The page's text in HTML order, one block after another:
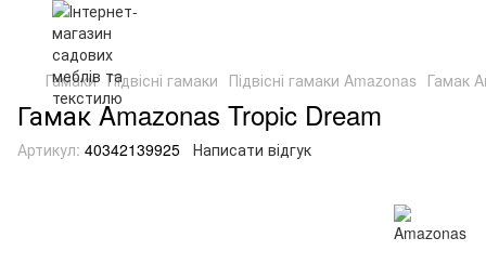
Гамаки Підвісні гамаки Підвісні гамаки Amazonas Гамак
Гамак Amazonas Tropic Dream
Артикул: 40342139925 Написати відгук